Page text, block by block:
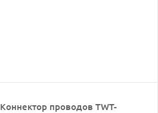
Коннектор проводов TWT-